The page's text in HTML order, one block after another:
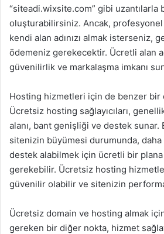
“siteadi.wixsite.com” gibi uzantılarla
oluşturabilirsiniz. Ancak,
kendi alan adınızı almak isterseniz,
ödemeniz gerekecektir. Ücretli alan
güvenilirlik ve markalaşma imkanı
Hosting hizmetleri için de benzer bir
Ücretsiz hosting sağlayıcıları,
alanı, bant genişliği ve destek sunar.
sitenizin büyümesi durumunda, daha
destek alabilmek için ücretli bir plana
gerekebilir. Ücretsiz hosting
güvenilir olabilir ve sitenizin
Ücretsiz domain ve hosting almak
gereken bir diğer nokta, hizmet